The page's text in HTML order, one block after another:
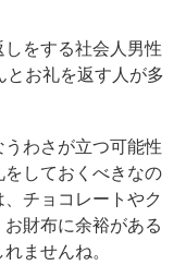
をする社会人男性
とお礼を返す人が多
わさが立つ可能性
をしておくべきなの
チョコレートやク
財布に余裕がある
ませんね。